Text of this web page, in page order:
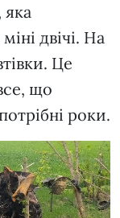
яка
двічі. На
Це
що
роки.